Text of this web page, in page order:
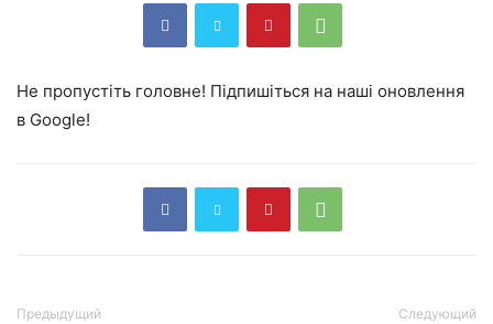
Не пропустіть головне! Підпишіться на наші оновлення
в Google!
Предыдущий Следующий